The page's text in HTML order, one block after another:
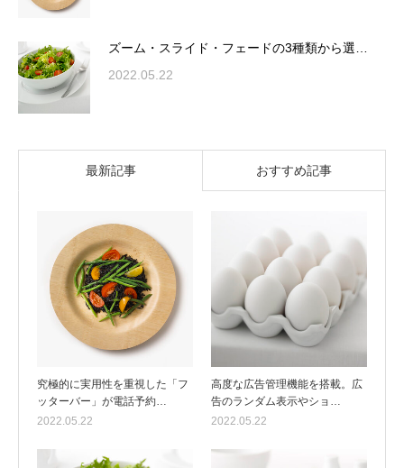
ズーム・スライド・フェードの3種類から選…
2022.05.22
最新記事 おすすめ記事
究極的に実用性を重視した「フ
ッターバー」が電話予約…
2022.05.22
高度な広告管理機能を搭載。広
告のランダム表示やショ…
2022.05.22